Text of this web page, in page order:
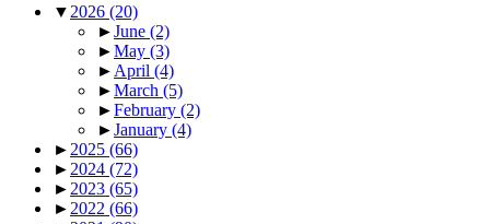
▼ 2026 (20)
►June (2)
►May (3)
► April (4)
►March (5)
►February (2)
►January (4)
► 2025 (66)
► 2024 (72)
► 2023 (65)
► 2022 (66)